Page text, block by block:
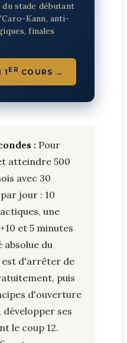
stade débutant
Kann, anti-
finales
1 ER COURS →
: Pour
atteindre 500
avec 30
jour : 10
une
et 5 minutes
absolue du
est d'arrêter de
puis
d'ouverture
ses
le coup 12.